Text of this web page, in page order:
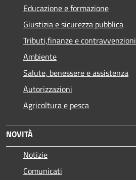
Educazione e formazione
Giustizia e sicurezza pubblica
Tributi,finanze e contravvenzioni
Ambiente
Salute, benessere e assistenza
Autorizzazioni
Agricoltura e pesca
NOVITÀ
Notizie
Comunicati